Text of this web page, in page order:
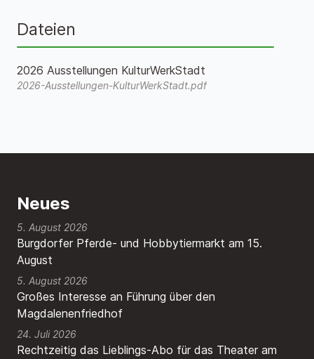
Dateien
2026 Ausstellungen KulturWerkStadt
2026-Ausstellungen-KulturWerkStadt.pdf
Neues
Burgdorfer Pferde- und Hobbytiermarkt am 15.
August
5. August 2026
Großes Interesse an Führung über den
Magdalenenfriedhof
5. August 2026
Rechtzeitig das Lieblings-Abo für das Theater am
24. Juli 2026